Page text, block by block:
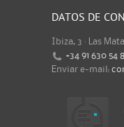
DATOS DE
Ibiza, 3 · Las
+34 91 630 54
Enviar e-mail: